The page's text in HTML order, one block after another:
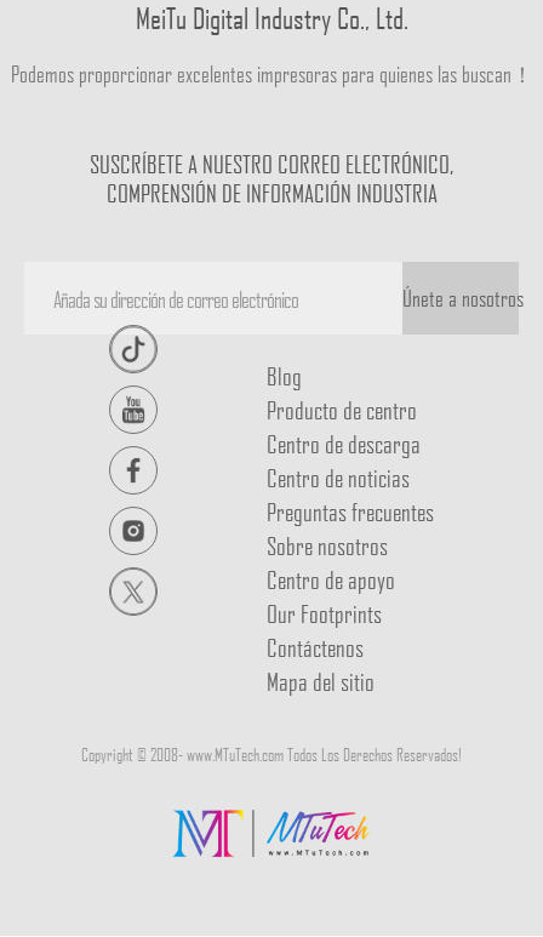
MeiTu Digital Industry Co., Ltd.
Podemos proporcionar excelentes impresoras para quienes las buscan！
SUSCRÍBETE A NUESTRO CORREO ELECTRÓNICO,
COMPRENSIÓN DE INFORMACIÓN INDUSTRIA
Únete a nosotros
Blog
Producto de centro
Centro de descarga
Centro de noticias
Preguntas frecuentes
Sobre nosotros
Centro de apoyo
Our Footprints
Contáctenos
Mapa del sitio
Copyright © 2008-www.MTuTech.com Todos Los Derechos Reservados!